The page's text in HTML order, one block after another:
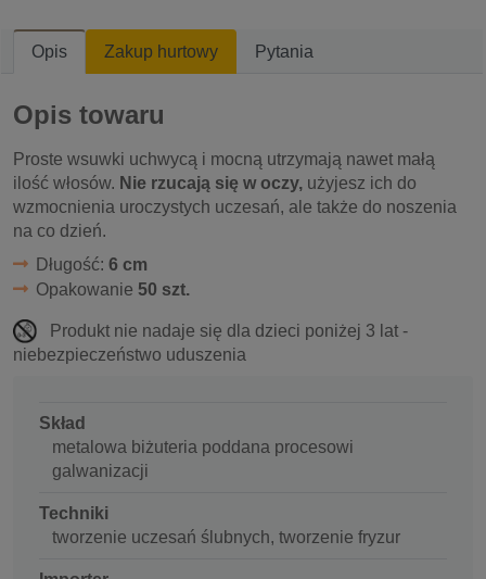
Opis Zakup hurtowy Pytania
Opis towaru
Proste wsuwki uchwycą i mocną utrzymają nawet małą
ilość włosów. Nie rzucają się w oczy, użyjesz ich do
wzmocnienia uroczystych uczesań, ale także do noszenia
na co dzień.
Długość: 6 cm
Opakowanie 50 szt.
Produkt nie nadaje się dla dzieci poniżej 3 lat -
niebezpieczeństwo uduszenia
Skład
metalowa biżuteria poddana procesowi
galwanizacji
Techniki
tworzenie uczesań ślubnych, tworzenie fryzur